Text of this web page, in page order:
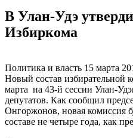
В Улан-Удэ
Избиркома
Политика и власть 15 марта
Новый состав избирательной
марта на 43-й сессии Улан-
депутатов. Как сообщил
Онгоржонов, новая комиссия
составе не четыре года, как